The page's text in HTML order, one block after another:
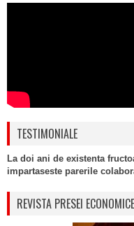
TESTIMONIALE
La doi ani de existenta
impartaseste parerile
REVISTA PRESEI